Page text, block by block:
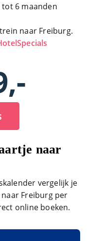
6 maanden
naar Freiburg.
naar
vergelijk je
Freiburg per
online boeken.